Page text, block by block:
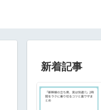
新着記事